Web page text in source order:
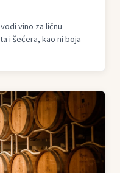
vino za ličnu
i šećera, kao ni boja -